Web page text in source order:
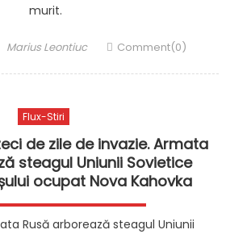
murit.
Author
Marius Leontiuc Comment(0)
Flux-Stiri
de zile de invazie. Armata
steagul Uniunii Sovietice
ocupat Nova Kahovka
Rusă arborează steagul Uniunii